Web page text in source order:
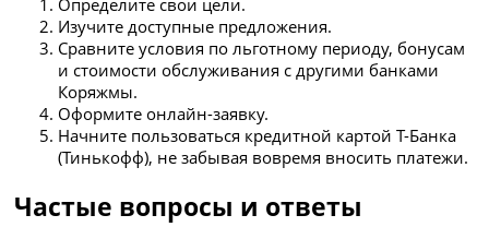
Изучите доступные предложения.
Сравните условия по льготному периоду, бонусам
и стоимости обслуживания с другими банками
Коряжмы.
Оформите онлайн-заявку.
Начните пользоваться кредитной картой Т-Банка
(Тинькофф), не забывая вовремя вносить платежи.
Частые вопросы и ответы